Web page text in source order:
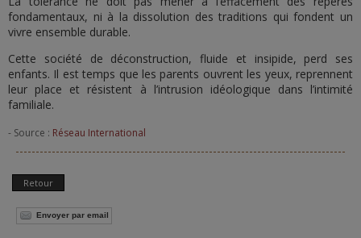
fondamentaux, ni à la dissolution des traditions qui fondent un
vivre ensemble durable.
Cette société de déconstruction, fluide et insipide, perd ses
enfants. Il est temps que les parents ouvrent les yeux, reprennent
leur place et résistent à l’intrusion idéologique dans l’intimité
familiale.
- Source : Réseau International
Retour
Envoyer par email